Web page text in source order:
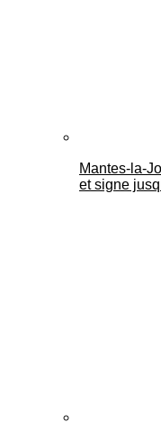
Mantes-la-
et signe